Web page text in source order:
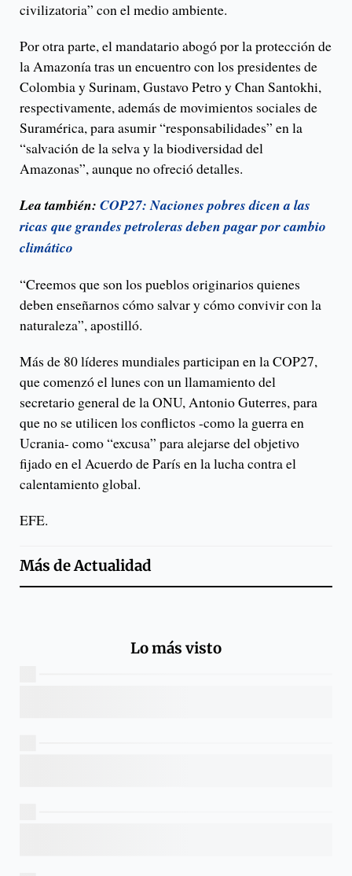
civilizatoria” con el medio ambiente.
Por otra parte, el mandatario abogó por la protección de
la Amazonía tras un encuentro con los presidentes de
Colombia y Surinam, Gustavo Petro y Chan Santokhi,
respectivamente, además de movimientos sociales de
Suramérica, para asumir “responsabilidades” en la
“salvación de la selva y la biodiversidad del
Amazonas”, aunque no ofreció detalles.
Lea también: COP27: Naciones pobres dicen a las
ricas que grandes petroleras deben pagar por cambio
climático
“Creemos que son los pueblos originarios quienes
deben enseñarnos cómo salvar y cómo convivir con la
naturaleza”, apostilló.
Más de 80 líderes mundiales participan en la COP27,
que comenzó el lunes con un llamamiento del
secretario general de la ONU, Antonio Guterres, para
que no se utilicen los conflictos -como la guerra en
Ucrania- como “excusa” para alejarse del objetivo
fijado en el Acuerdo de París en la lucha contra el
calentamiento global.
EFE.
Más deActualidad
Lo más visto